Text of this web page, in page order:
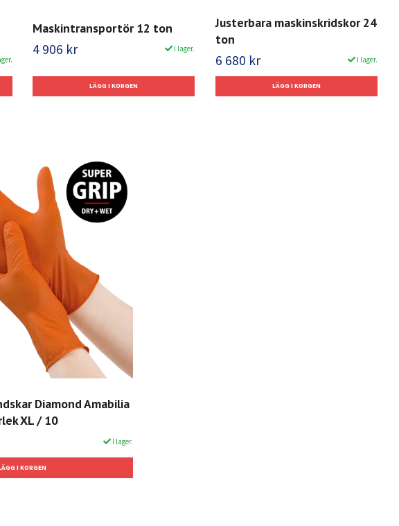
Maskintransportör 12 ton
4 906 kr I lager.
Justerbara maskinskridskor 24
ton
6 680 kr I lager.
Diamond Amabilia
XL / 10
I lager.